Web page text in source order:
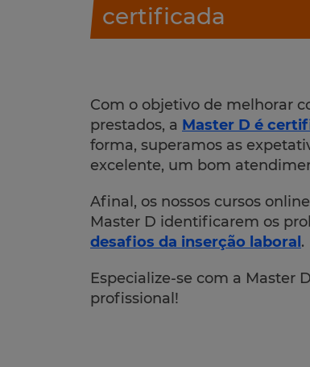
certificada
Com o objetivo de melhorar
prestados, a Master D é
forma, superamos as
excelente, um bom
Afinal, os nossos cursos
Master D identificarem os
desafios da inserção laboral .
Especialize-se com a Master
profissional!